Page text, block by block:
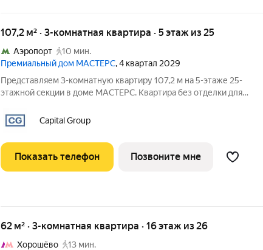
107,2 м² · 3-комнатная квартира · 5 этаж из 25
Аэропорт
10 мин.
Премиальный дом МАСТЕРС, 4 квартал 2029
Представляем 3-комнатную квартиру 107,2 м на 5-этаже 25-
этажной секции в доме МАСТЕРС. Квартира без отделки для
Подробности в офисе отдела продаж. - Виды на двор
Транспортная доступность:
Capital Group
Показать телефон Позвоните мне
62 м² · 3-комнатная квартира · 16 этаж из 26
Хорошёво
13 мин.